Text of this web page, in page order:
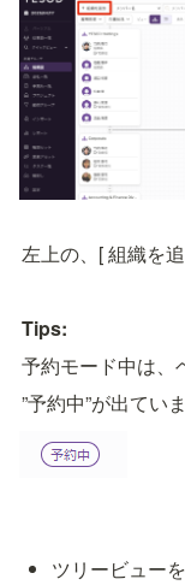
左上の、[ 組織を
Tips:
予約モード中は、
”予約中”が出てい
ツリービュー